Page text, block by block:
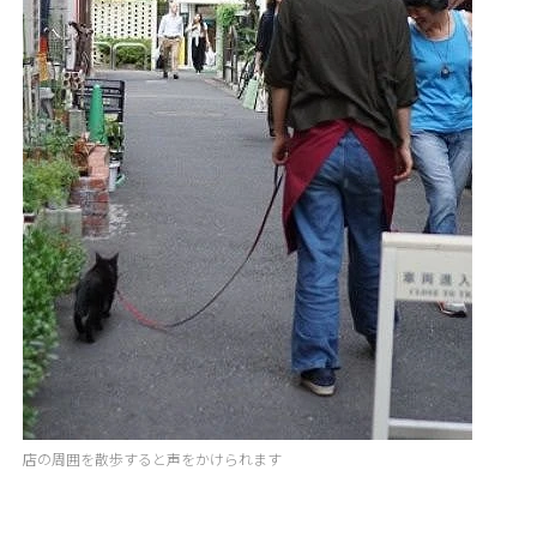
店の周囲を散歩すると声をかけられます